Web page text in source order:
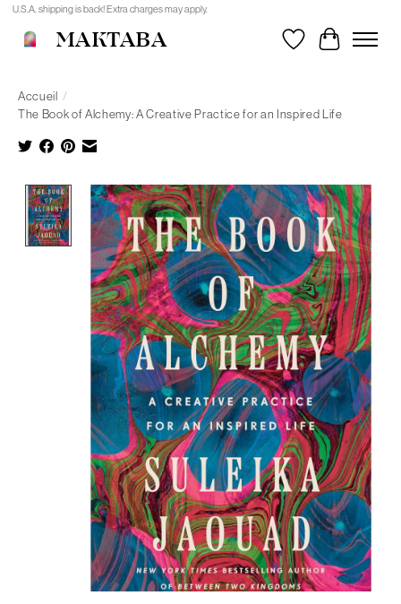
U.S.A. shipping is back! Extra charges may apply.
MAKTABA Liste de souhaits
Panier
Accueil /
The Book of Alchemy: A Creative Practice for an Inspired Life
Product image slideshow Items